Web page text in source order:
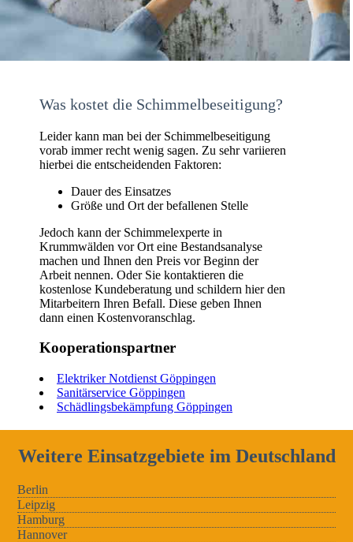
Was kostet die Schimmelbeseitigung?
Leider kann man bei der Schimmelbeseitigung
vorab immer recht wenig sagen. Zu sehr variieren
hierbei die entscheidenden Faktoren:
Dauer des Einsatzes
Größe und Ort der befallenen Stelle
Jedoch kann der Schimmelexperte in
Krummwälden vor Ort eine Bestandsanalyse
machen und Ihnen den Preis vor Beginn der
Arbeit nennen. Oder Sie kontaktieren die
kostenlose Kundeberatung und schildern hier den
Mitarbeitern Ihren Befall. Diese geben Ihnen
dann einen Kostenvoranschlag.
Kooperationspartner
Elektriker Notdienst Göppingen
Sanitärservice Göppingen
Schädlingsbekämpfung Göppingen
Weitere Einsatzgebiete im Deutschland
Berlin
Leipzig
Hamburg
Hannover